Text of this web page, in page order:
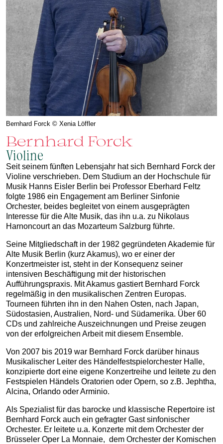
Bernhard Forck © Xenia Löffler
Bernhard Forck
Violine
Seit seinem fünften Lebensjahr hat sich Bernhard Forck der
Violine verschrieben. Dem Studium an der Hochschule für
Musik Hanns Eisler Berlin bei Professor Eberhard Feltz
folgte 1986 ein Engagement am Berliner Sinfonie
Orchester, beides begleitet von einem ausgeprägten
Interesse für die Alte Musik, das ihn u.a. zu Nikolaus
Harnoncourt an das Mozarteum Salzburg führte.
Seine Mitgliedschaft in der 1982 gegründeten Akademie für
Alte Musik Berlin (kurz Akamus), wo er einer der
Konzertmeister ist, steht in der Konsequenz seiner
intensiven Beschäftigung mit der historischen
Aufführungspraxis. Mit Akamus gastiert Bernhard Forck
regelmäßig in den musikalischen Zentren Europas.
Tourneen führten ihn in den Nahen Osten, nach Japan,
Südostasien, Australien, Nord- und Südamerika. Über 60
CDs und zahlreiche Auszeichnungen und Preise zeugen
von der erfolgreichen Arbeit mit diesem Ensemble.
Von 2007 bis 2019 war Bernhard Forck darüber hinaus
Musikalischer Leiter des Händelfestspielorchester Halle,
konzipierte dort eine eigene Konzertreihe und leitete zu den
Festspielen Händels Oratorien oder Opern, so z.B. Jephtha,
Alcina, Orlando oder Arminio.
Als Spezialist für das barocke und klassische Repertoire ist
Bernhard Forck auch ein gefragter Gast sinfonischer
Orchester. Er leitete u.a. Konzerte mit dem Orchester der
Brüsseler Oper La Monnaie, dem Orchester der Komischen